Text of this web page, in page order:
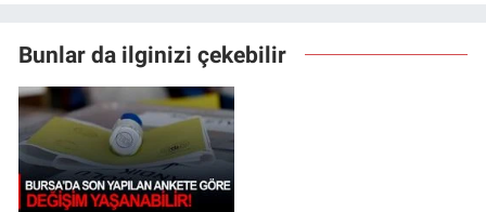
Bunlar da ilginizi çekebilir